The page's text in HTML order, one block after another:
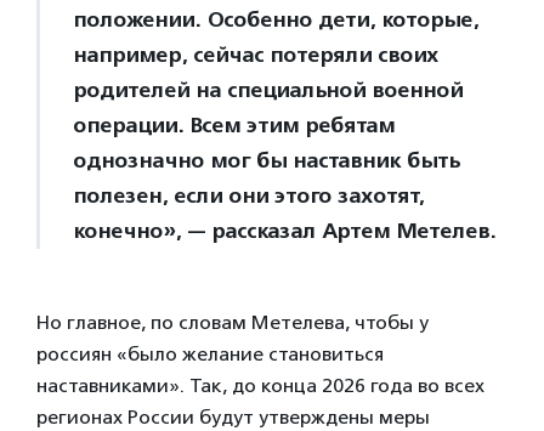
положении. Особенно дети, которые,
например, сейчас потеряли своих
родителей на специальной военной
операции. Всем этим ребятам
однозначно мог бы наставник быть
полезен, если они этого захотят,
конечно», — рассказал Артем Метелев.
Но главное, по словам Метелева, чтобы у
россиян «было желание становиться
наставниками». Так, до конца 2026 года во всех
регионах России будут утверждены меры